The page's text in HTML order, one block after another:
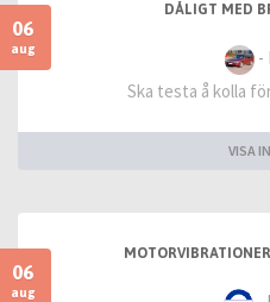
06
aug
DÅLIGT MED
-
Ska testa å kolla
VISA
06
aug